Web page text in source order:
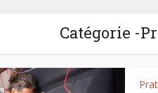
Catégorie -